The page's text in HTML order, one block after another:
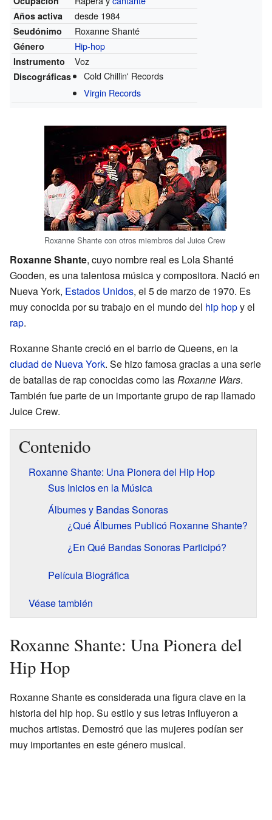
Años activa desde 1984
Seudónimo Roxanne Shanté
Género Hip-hop
Instrumento Voz
Discográficas
Cold Chillin' Records
Virgin Records
Roxanne Shante con otros miembros del Juice Crew
Roxanne Shante, cuyo nombre real es Lola Shanté
Gooden, es una talentosa música y compositora. Nació en
Nueva York, Estados Unidos, el 5 de marzo de 1970. Es
muy conocida por su trabajo en el mundo del hip hopy el
rap.
Roxanne Shante creció en el barrio de Queens, en la
ciudad de Nueva York. Se hizo famosa gracias a una serie
de batallas de rap conocidas como lasRoxanne Wars.
También fue parte de un importante grupo de rap llamado
Juice Crew.
Contenido
Roxanne Shante: Una Pionera del Hip Hop
Sus Inicios en la Música
Álbumes y Bandas Sonoras
¿Qué Álbumes Publicó Roxanne Shante?
¿En Qué Bandas Sonoras Participó?
Película Biográfica
Véase también
Roxanne Shante: Una Pionera del
Hip Hop
Roxanne Shante es considerada una figura clave en la
historia del hip hop. Su estilo y sus letras influyeron a
muchos artistas. Demostró que las mujeres podían ser
muy importantes en este género musical.